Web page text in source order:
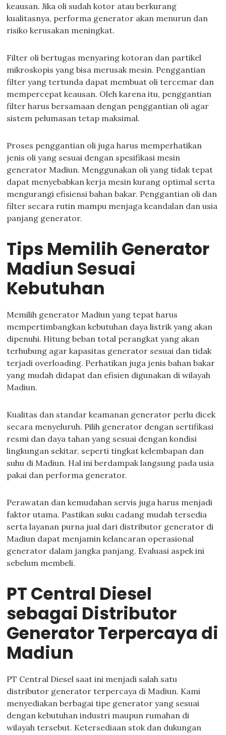
keausan. Jika oli sudah kotor atau berkurang
kualitasnya, performa generator akan menurun dan
risiko kerusakan meningkat.
Filter oli bertugas menyaring kotoran dan partikel
mikroskopis yang bisa merusak mesin. Penggantian
filter yang tertunda dapat membuat oli tercemar dan
mempercepat keausan. Oleh karena itu, penggantian
filter harus bersamaan dengan penggantian oli agar
sistem pelumasan tetap maksimal.
Proses penggantian oli juga harus memperhatikan
jenis oli yang sesuai dengan spesifikasi mesin
generator Madiun. Menggunakan oli yang tidak tepat
dapat menyebabkan kerja mesin kurang optimal serta
mengurangi efisiensi bahan bakar. Penggantian oli dan
filter secara rutin mampu menjaga keandalan dan usia
panjang generator.
Tips Memilih Generator
Madiun Sesuai
Kebutuhan
Memilih generator Madiun yang tepat harus
mempertimbangkan kebutuhan daya listrik yang akan
dipenuhi. Hitung beban total perangkat yang akan
terhubung agar kapasitas generator sesuai dan tidak
terjadi overloading. Perhatikan juga jenis bahan bakar
yang mudah didapat dan efisien digunakan di wilayah
Madiun.
Kualitas dan standar keamanan generator perlu dicek
secara menyeluruh. Pilih generator dengan sertifikasi
resmi dan daya tahan yang sesuai dengan kondisi
lingkungan sekitar, seperti tingkat kelembapan dan
suhu di Madiun. Hal ini berdampak langsung pada usia
pakai dan performa generator.
Perawatan dan kemudahan servis juga harus menjadi
faktor utama. Pastikan suku cadang mudah tersedia
serta layanan purna jual dari distributor generator di
Madiun dapat menjamin kelancaran operasional
generator dalam jangka panjang. Evaluasi aspek ini
sebelum membeli.
PT Central Diesel
sebagai Distributor
Generator Terpercaya di
Madiun
PT Central Diesel saat ini menjadi salah satu
distributor generator terpercaya di Madiun. Kami
menyediakan berbagai tipe generator yang sesuai
dengan kebutuhan industri maupun rumahan di
wilayah tersebut. Ketersediaan stok dan dukungan